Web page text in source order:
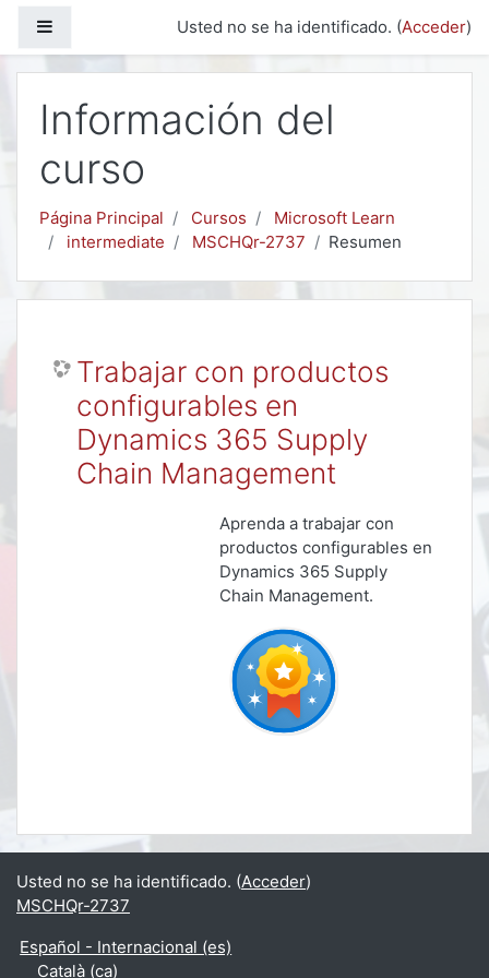
Usted no se ha identificado. (Acceder)
Información del
curso
Página Principal Cursos
Microsoft Learn
intermediate
MSCHQr-2737 Resumen
Trabajar con productos
configurables en
Dynamics 365 Supply
Chain Management
Aprenda a trabajar con
productos configurables en
Dynamics 365 Supply
Chain Management.
Usted no se ha identificado. (Acceder)
MSCHQr-2737
Español - Internacional ‎(es)‎
Català ‎(ca)‎